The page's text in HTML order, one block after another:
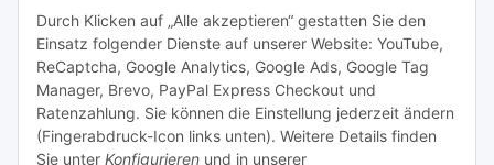
Durch Klicken auf „Alle akzeptieren“ gestatten Sie den
Einsatz folgender Dienste auf unserer Website: YouTube,
ReCaptcha, Google Analytics, Google Ads, Google Tag
Manager, Brevo, PayPal Express Checkout und
Ratenzahlung. Sie können die Einstellung jederzeit ändern
(Fingerabdruck-Icon links unten). Weitere Details finden
Sie unter Konfigurieren und in unserer
Vertrag widerrufen